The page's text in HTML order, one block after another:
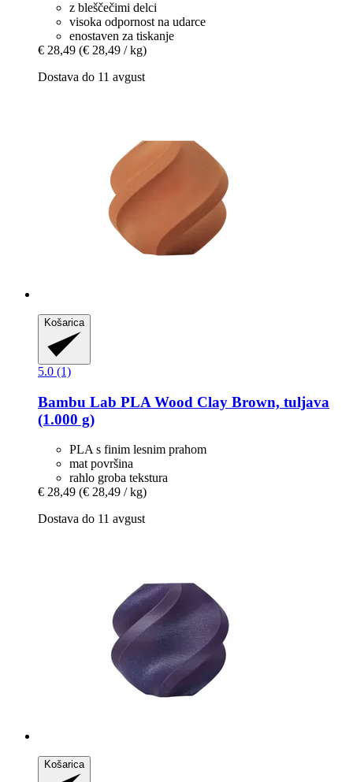
z bleščečimi delci
visoka odpornost na udarce
enostaven za tiskanje
€ 28,49 (€ 28,49 / kg)
Dostava do 11 avgust
Košarica
5.0 (1)
Bambu Lab PLA Wood Clay Brown, tuljava
(1.000 g)
PLA s finim lesnim prahom
mat površina
rahlo groba tekstura
€ 28,49 (€ 28,49 / kg)
Dostava do 11 avgust
Košarica